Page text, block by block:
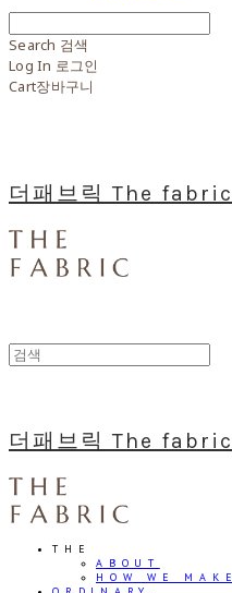
Search 검색
Log In 로그인
Cart장바구니
더패브릭 The fabric
더패브릭 The fabric
THE
ABOUT
HOW WE MAKE